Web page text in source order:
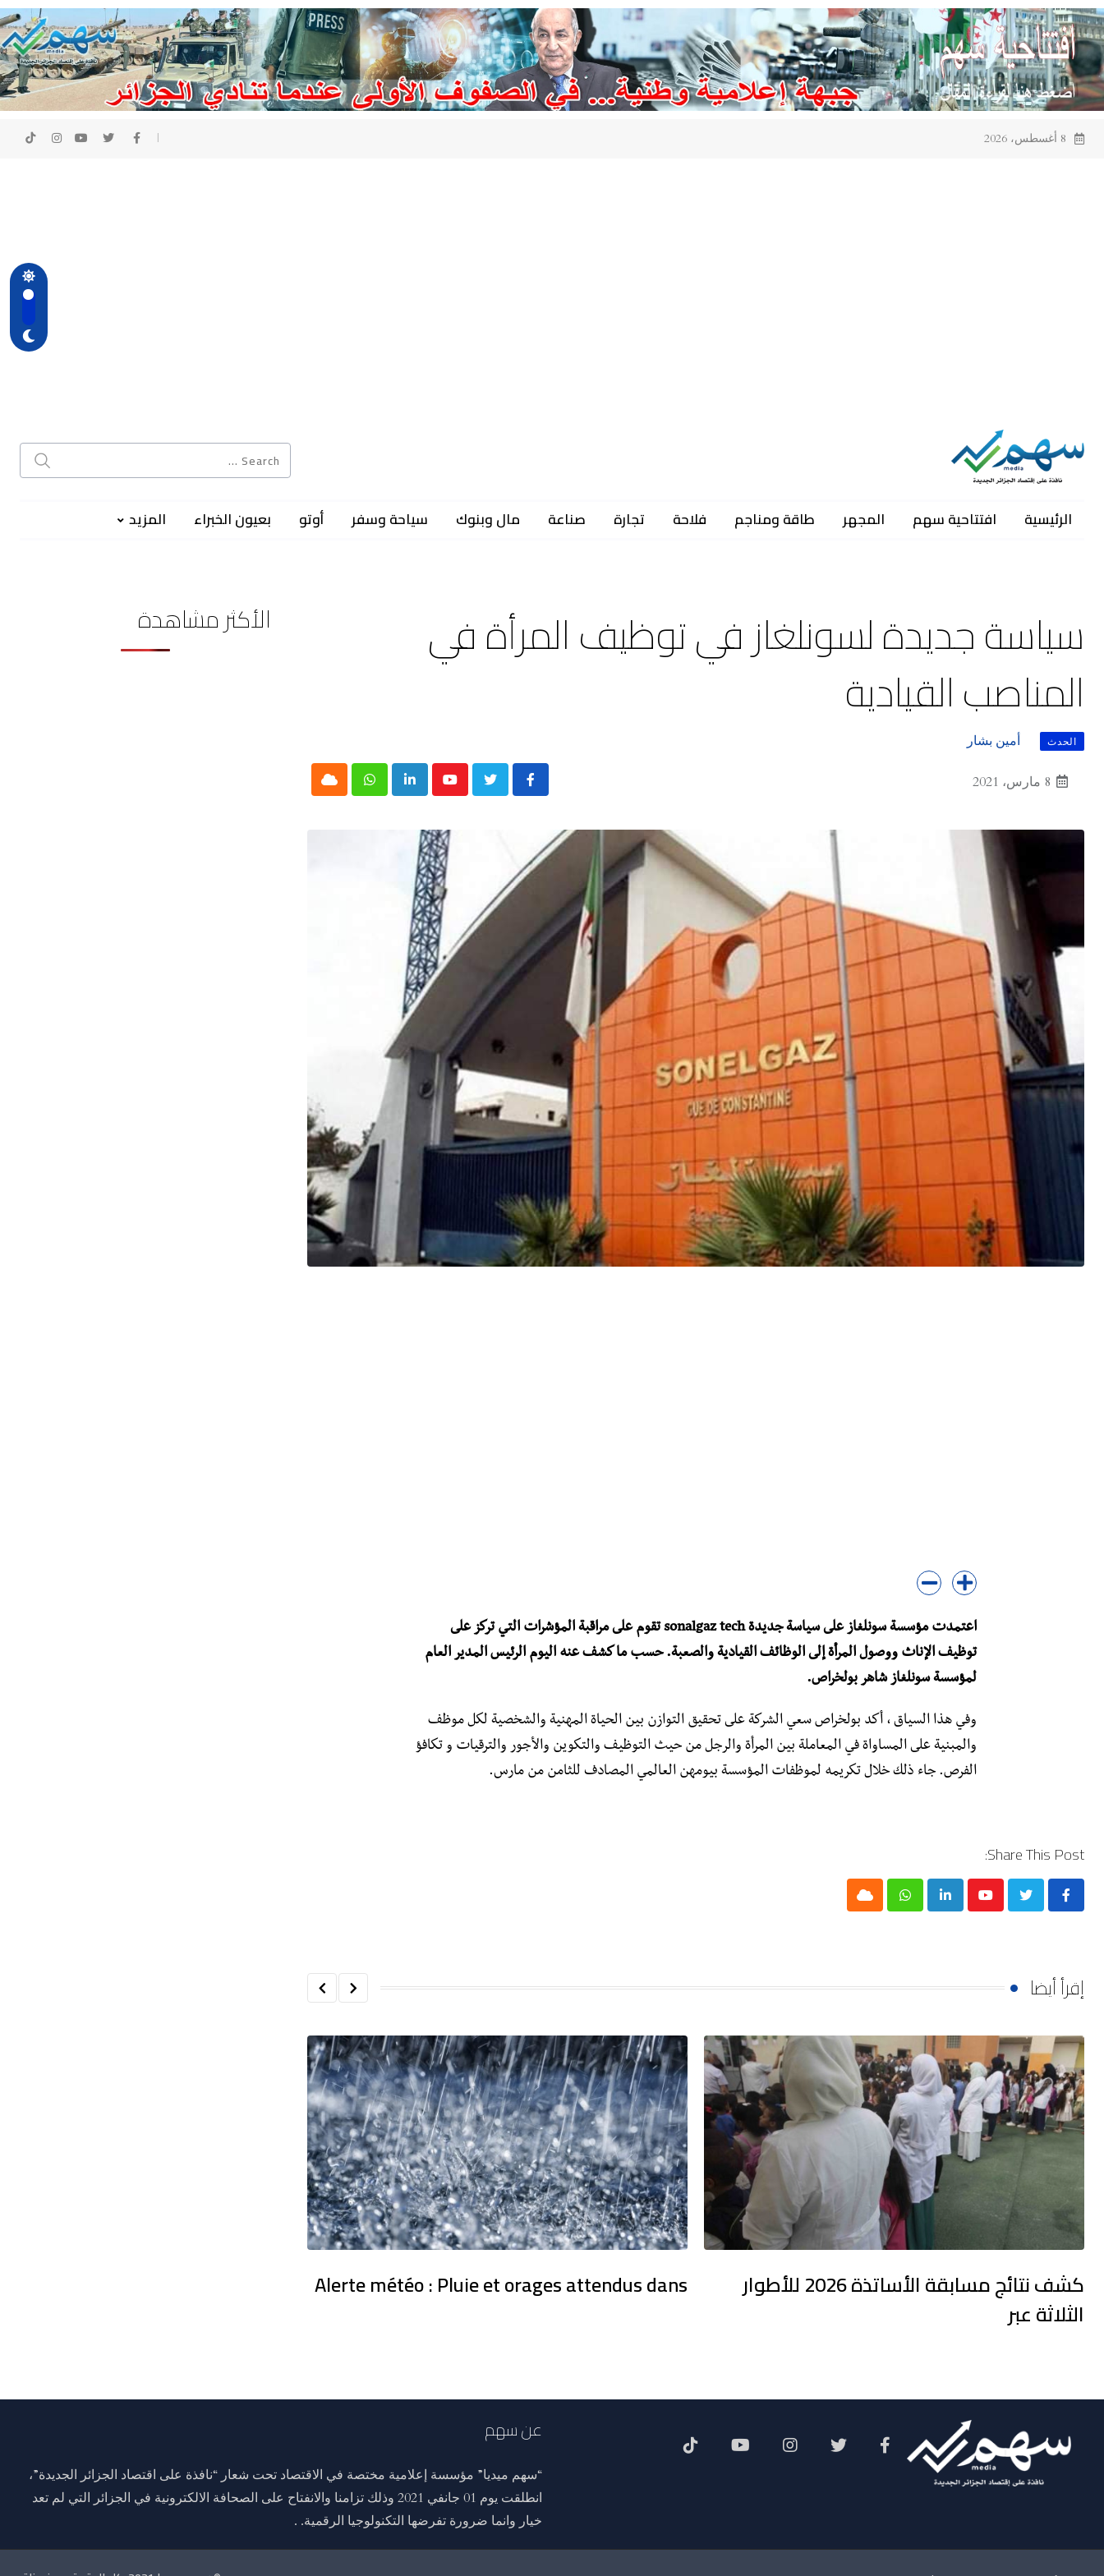
Skip
to
content
8 أغسطس، 2026
الرئيسية افتتاحية سهم المجهر طاقة ومناجم فلاحة تجارة صناعة مال وبنوك سياحة وسفر أوتو بعيون الخبراء المزيد
سياسة جديدة لسونلغاز في توظيف المرأة في
المناصب القيادية
الحدث أمين بشار
8 مارس، 2021 Youtube
LinkedIn
Whatsapp
Cloud
اعتمدت مؤسسة سونلغاز على سياسة جديدة sonalgaz tech تقوم على مراقبة المؤشرات التي تركز على
توظيف الإناث ووصول المرأة إلى الوظائف القيادية والصعبة. حسب ما كشف عنه اليوم الرئيس المدير العام
لمؤسسة سونلغاز شاهر بولخراص.
وفي هذا السياق ، أكد بولخراص سعي الشركة على تحقيق التوازن بين الحياة المهنية والشخصية لكل موظف
والمبنية على المساواة في المعاملة بين المرأة والرجل من حيث التوظيف والتكوين والأجور والترقيات و تكافؤ
الفرص. جاء ذلك خلال تكريمه لموظفات المؤسسة بيومهن العالمي المصادف للثامن من مارس.
Share This Post:
Youtube
LinkedIn
Whatsapp
Cloud
إقرأ أيضا
كشف نتائج مسابقة الأساتذة 2026 للأطوار
الثلاثة عبر
Alerte météo : Pluie et orages attendus dans
الأكثر مشاهدة
Social Menu
عن سهم
“سهم ميديا” مؤسسة إعلامية مختصة في الاقتصاد تحت شعار “نافذة على اقتصاد الجزائر الجديدة”،
انطلقت يوم 01 جانفي 2021 وذلك تزامنا والانفتاح على الصحافة الالكترونية في الجزائر التي لم تعد
خيار وانما ضرورة تفرضها التكنولوجيا الرقمية. .